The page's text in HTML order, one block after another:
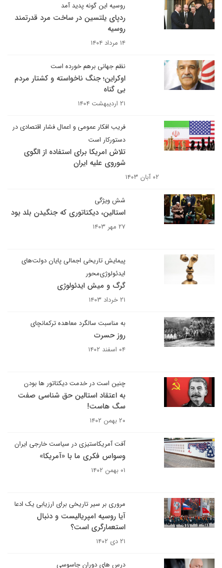
روسیه این گونه پدید آمد
ردپای یلتسین در ساخت مرد قدرتمند
روسیه
۱۴ مرداد ۱۴۰۴
نظم جهانی برهم خورده است
اوکراین؛ جنگ ناخواسته و کشتار مردم
بی گناه
۲۱ اردیبهشت ۱۴۰۴
فریب افکار عمومی و اعمال فشار اقتصادی در
دستورکار است
تلاش امریکا برای استفاده از الگوی
شوروی علیه ایران
۰۲ آبان ۱۴۰۳
شش ویژگی
استالین، دیکتاتوری که جنگیدن بلد بود
۲۷ مهر ۱۴۰۳
پیمایش تاریخی اجمالی پایان دولت‌های
ایدئولوژی‌محور
گرگ و میش ایدئولوژی
۲۱ خرداد ۱۴۰۳
به مناسبت سالگرد معاهده ترکمانچای
روز حسرت
۰۴ اسفند ۱۴۰۲
چنین است در خدمت دیکتاتور ها بودن
به اعتقاد استالین حق شناسی صفت
سگ هاست!
۲۰ بهمن ۱۴۰۲
آفت آمریکاستیزی در سیاست خارجی ایران
وسواس فکری ما با «آمریکا»
۰۱ بهمن ۱۴۰۲
مروری بر سیر تاریخی برای ارزیابی یک ادعا
آیا روسیه امپریالیست و دنبال
استعمارگری است؟
۲۱ دی ۱۴۰۲
درس های دوران جاسوسی